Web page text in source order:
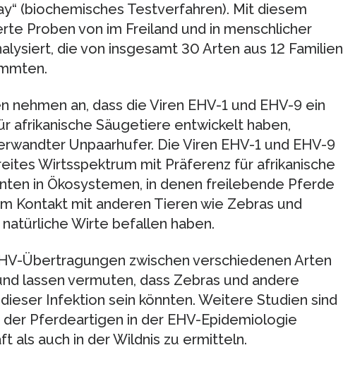
(biochemisches Testverfahren). Mit diesem
Proben von im Freiland und in menschlicher
die von insgesamt 30 Arten aus 12 Familien
nehmen an, dass die Viren EHV-1 und EHV-9 ein
afrikanische Säugetiere entwickelt haben,
Unpaarhufer. Die Viren EHV-1 und EHV-9
Wirtsspektrum mit Präferenz für afrikanische
in Ökosystemen, in denen freilebende Pferde
Kontakt mit anderen Tieren wie Zebras und
Wirte befallen haben.
Übertragungen zwischen verschiedenen Arten
lassen vermuten, dass Zebras und andere
Infektion sein könnten. Weitere Studien sind
Pferdeartigen in der EHV-Epidemiologie
als auch in der Wildnis zu ermitteln.